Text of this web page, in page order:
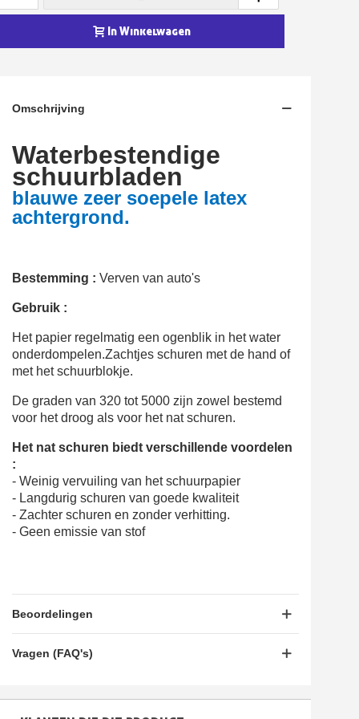
In Winkelwagen
Omschrijving
Waterbestendige
schuurbladen
blauwe zeer soepele latex
achtergrond.
Bestemming : Verven van auto's
Gebruik :
Het papier regelmatig een ogenblik in het water
onderdompelen.Zachtjes schuren met de hand of
met het schuurblokje.
De graden van 320 tot 5000 zijn zowel bestemd
voor het droog als voor het nat schuren.
Het nat schuren biedt verschillende voordelen
:
- Weinig vervuiling van het schuurpapier
- Langdurig schuren van goede kwaliteit
- Zachter schuren en zonder verhitting.
- Geen emissie van stof
Beoordelingen
Vragen (FAQ's)